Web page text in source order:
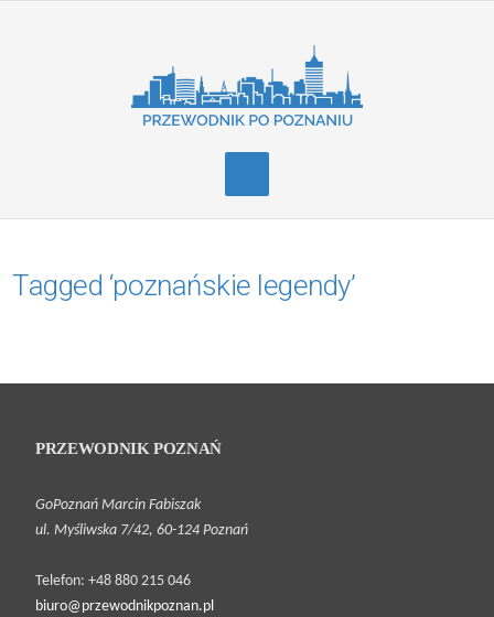
Tagged ‘poznańskie legendy’
2018-09-07 •
Koziołki,
rury i
czarcie
PRZEWODNIK POZNAŃ
GoPoznań Marcin Fabiszak
ul. Myśliwska 7/42, 60-124 Poznań
Telefon: +48 880 215 046
biuro@przewodnikpoznan.pl